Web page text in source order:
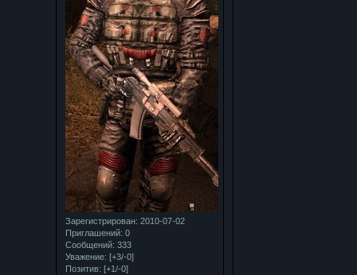
Зарегистрирован: 2010-07-02
Приглашений: 0
Сообщений: 333
Уважение: [+3/-0]
Позитив: [+1/-0]